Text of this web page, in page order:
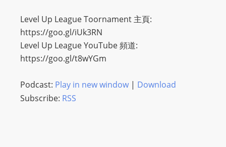
Level Up League Toornament 主頁:
https://goo.gl/iUk3RN
Level Up League YouTube 頻道:
https://goo.gl/t8wYGm
Podcast: Play in new window| Download
Subscribe: RSS